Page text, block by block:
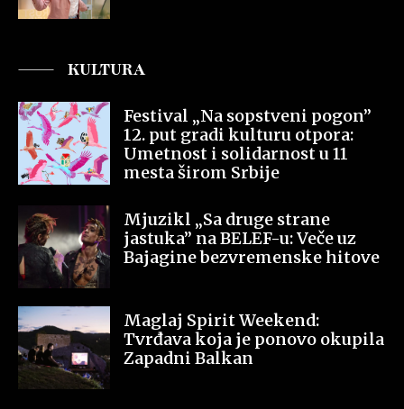
KULTURA
Festival „Na sopstveni pogon”
12. put gradi kulturu otpora:
Umetnost i solidarnost u 11
mesta širom Srbije
Mjuzikl „Sa druge strane
jastuka” na BELEF-u: Veče uz
Bajagine bezvremenske hitove
Maglaj Spirit Weekend:
Tvrđava koja je ponovo okupila
Zapadni Balkan